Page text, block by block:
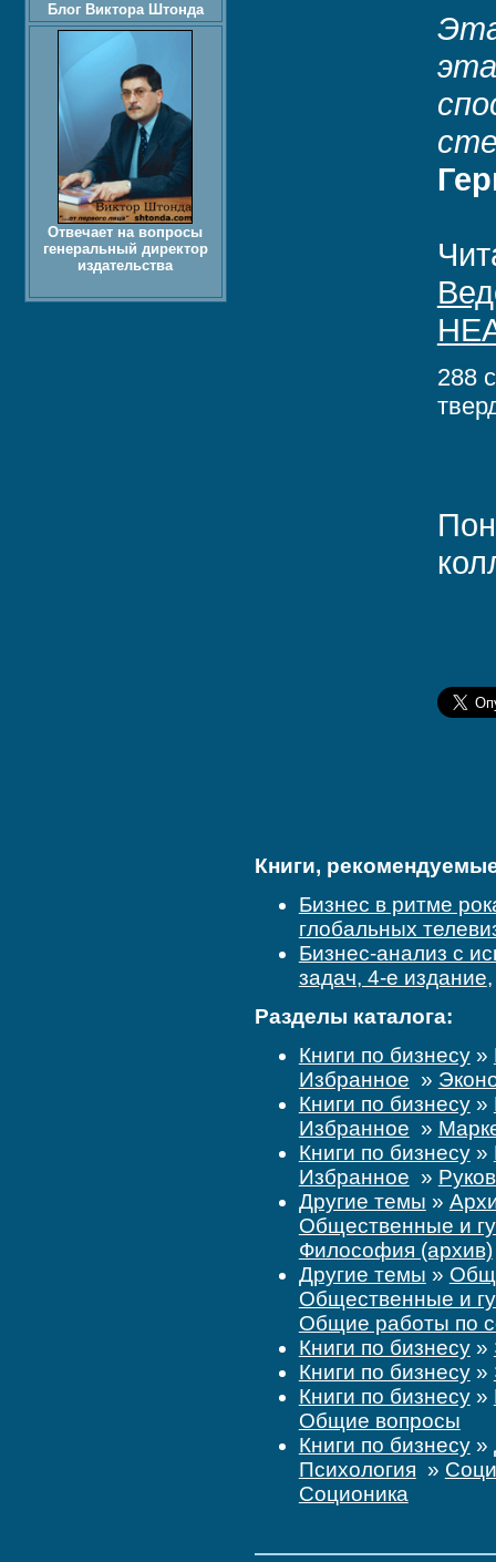
288
Книги,
Бизнес в ритме
глобальных
Бизнес-анализ с
задач, 4-е издание
Разделы каталога:
Книги по бизнесу»
Избранное »
Книги по бизнесу»
Избранное »
Книги по бизнесу»
Избранное »
Другие темы »
Общественные и
Философия (архив)
Другие темы »
Общественные и
Общие работы по
Книги по бизнесу»
Книги по бизнесу»
Книги по бизнесу»
Общие вопросы
Книги по бизнесу»
Психология »
Соционика
Блог Виктора Штонда
Отвечает на вопросы
генеральный директор
издательства